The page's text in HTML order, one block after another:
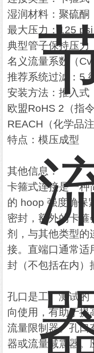
湿润材料：聚硫酮
最大压力：125
典型管子保持压
名义流量系数（
推荐系统过滤：5
安装方法：推入式
欧盟RoHS 2（指
REACH（化学品
特点：模压成型
其他信息：
卡箍式连接是一种
的 hoop 强度确保
密封，额外的卡箍
剂，与其他类型的
接。直端口通常适
封（不包括在内）
孔口是工厂测试的
向使用，有助于提
流量限制器。孔口
器或流量减震器。